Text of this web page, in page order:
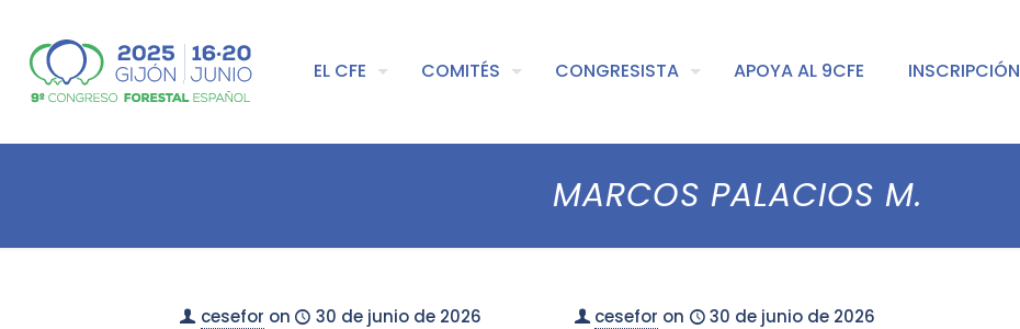
EL CFE COMITÉS CONGRESISTA APOYA AL 9CFE INSCRIPCIÓN
MARCOS PALACIOS M.
cesefor on 30 de junio de 2026 cesefor on 30 de junio de 2026